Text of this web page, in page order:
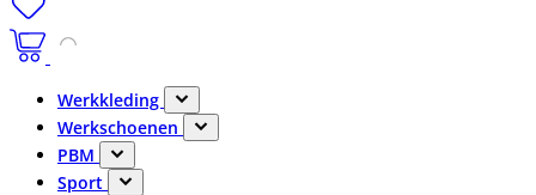
Werkkleding
Werkschoenen
PBM
Sport